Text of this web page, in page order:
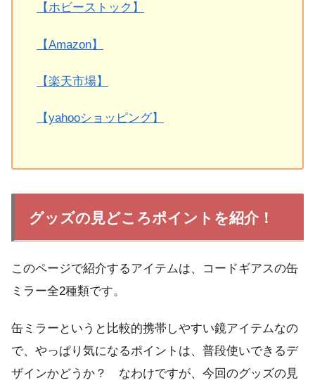
【ホビーストック】
【Amazon】
【楽天市場】
【yahooショッピング】
グッズの見どころポイントを紹介！
このページで紹介するアイテムは、コードギアスの缶
ミラー全2種類です。
缶ミラーというと比較的携帯しやすい鏡アイテムなの
で、やっぱり気になるポイントは、普段使いできるデ
ザインかどうか？ なわけですが、今回のグッズの見